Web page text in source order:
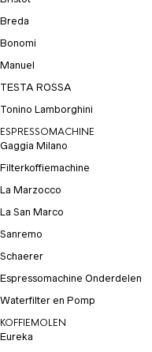
Breda
Bonomi
Manuel
TESTA ROSSA
Tonino Lamborghini
ESPRESSOMACHINE
Gaggia Milano
Filterkoffiemachine
La Marzocco
La San Marco
Sanremo
Schaerer
Espressomachine Onderdelen
Waterfilter en Pomp
KOFFIEMOLEN
Eureka